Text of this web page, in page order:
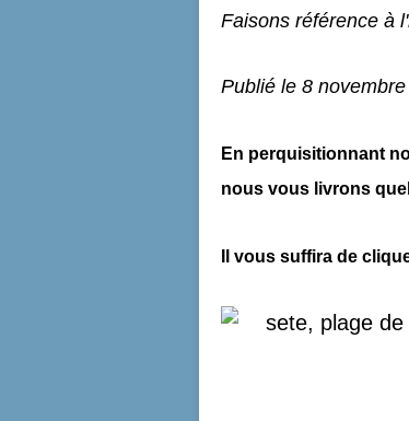
Faisons référence à
Publié le 8
En perquisitionnant
nous vous livrons
Il vous suffira de